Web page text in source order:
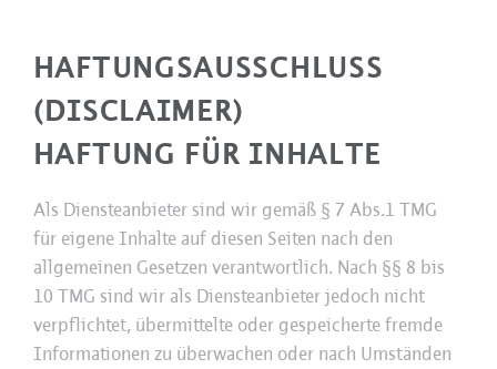
HAFTUNGSAUSSCHLUSS
(DISCLAIMER)
HAFTUNG FÜR INHALTE
Als Diensteanbieter sind wir gemäß § 7 Abs.1 TMG
für eigene Inhalte auf diesen Seiten nach den
allgemeinen Gesetzen verantwortlich. Nach §§ 8 bis
10 TMG sind wir als Diensteanbieter jedoch nicht
verpflichtet, übermittelte oder gespeicherte fremde
Informationen zu überwachen oder nach Umständen